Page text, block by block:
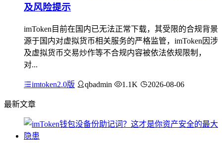
及风险提示
imToken目前在国内已无法正常下载，其受限的合规背景
源于国内对虚拟货币相关服务的严格监管，imToken因涉
及虚拟货币交易炒作等不合规内容被依法依规限制，
对...
imtoken2.0版 qbadmin 1.1K 2026-08-06
最新文章